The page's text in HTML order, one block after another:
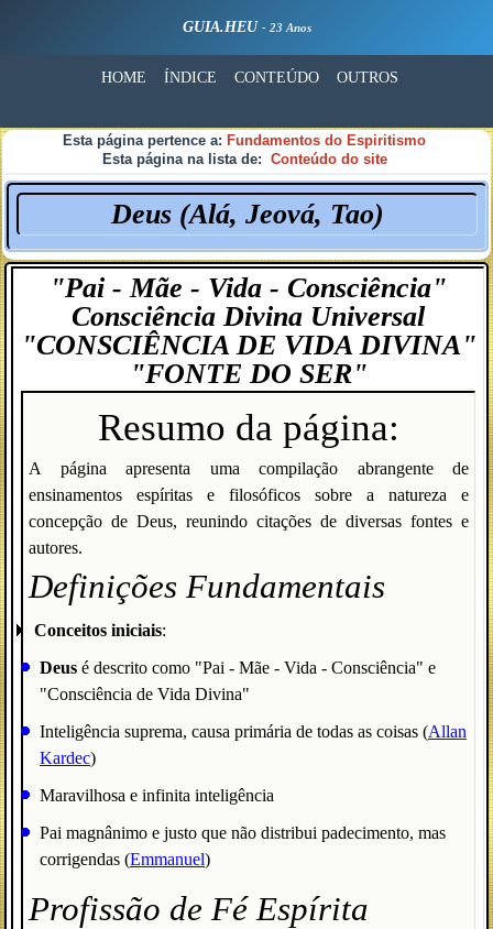
GUIA.HEU - 23 Anos
HOME ÍNDICE CONTEÚDO OUTROS
Esta página pertence a: Fundamentos do Espiritismo
Esta página na lista de: Conteúdo do site
Deus (Alá, Jeová, Tao)
"Pai - Mãe - Vida - Consciência"
Consciência Divina Universal
"CONSCIÊNCIA DE VIDA DIVINA"
"FONTE DO SER"
Resumo da página:
A página apresenta uma compilação abrangente de
ensinamentos espíritas e filosóficos sobre a natureza e
concepção de Deus, reunindo citações de diversas fontes e
autores.
Definições Fundamentais
Conceitos iniciais:
Deus é descrito como "Pai - Mãe - Vida - Consciência" e
"Consciência de Vida Divina"
Inteligência suprema, causa primária de todas as coisas (Allan
Kardec)
Maravilhosa e infinita inteligência
Pai magnânimo e justo que não distribui padecimento, mas
corrigendas (Emmanuel)
Profissão de Fé Espírita